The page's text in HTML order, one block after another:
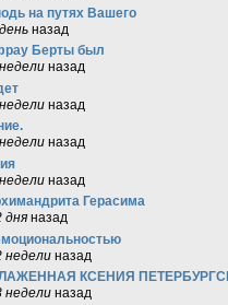
на путях Вашего
назад
Берты был
назад
назад
назад
назад
Герасима
дня назад
недели назад
КСЕНИЯ
недели назад